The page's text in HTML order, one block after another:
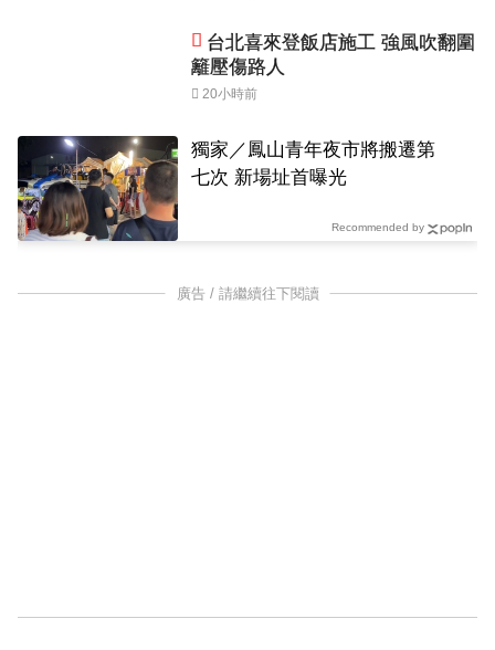
台北喜來登飯店施工 強風吹翻圍
籬壓傷路人
20小時前
獨家／鳳山青年夜市將搬遷第
七次 新場址首曝光
Recommended by
廣告 / 請繼續往下閱讀